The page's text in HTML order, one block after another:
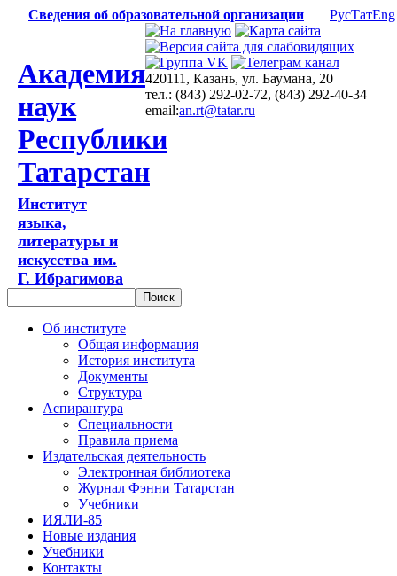
Сведения об образовательной организации РусТатEng
Академия
наук
Республики
Татарстан
Институт
языка,
литературы и
искусства им.
Г. Ибрагимова
420111, Казань, ул. Баумана, 20
тел.: (843) 292-02-72, (843) 292-40-34
email:an.rt@tatar.ru
Об институте
Общая информация
История института
Документы
Структура
Аспирантура
Специальности
Правила приема
Издательская деятельность
Электронная библиотека
Журнал Фэнни Татарстан
Учебники
ИЯЛИ-85
Новые издания
Учебники
Контакты